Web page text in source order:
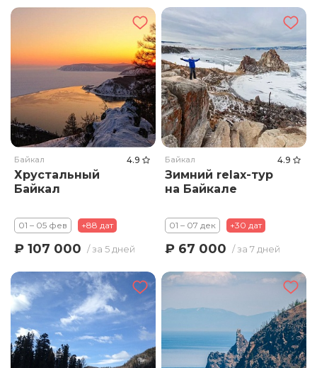
Байкал 4.9
Хрустальный
Байкал
01 – 05 фев +88 дат
₽ 107 000 / за 5 дней
Байкал 4.9
Зимний relax-тур
на Байкале
01 – 07 дек +30 дат
₽ 67 000 / за 7 дней